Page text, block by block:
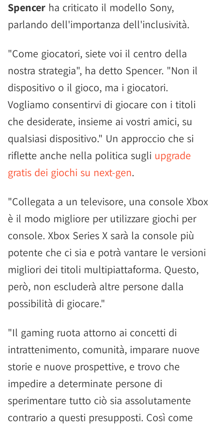
Spencer ha criticato il modello Sony,
parlando dell'importanza dell'inclusività.
"Come giocatori, siete voi il centro della
nostra strategia", ha detto Spencer. "Non il
dispositivo o il gioco, ma i giocatori.
Vogliamo consentirvi di giocare con i titoli
che desiderate, insieme ai vostri amici, su
qualsiasi dispositivo." Un approccio che si
riflette anche nella politica sugli upgrade
gratis dei giochi su next-gen.
"Collegata a un televisore, una console Xbox
è il modo migliore per utilizzare giochi per
console. Xbox Series X sarà la console più
potente che ci sia e potrà vantare le versioni
migliori dei titoli multipiattaforma. Questo,
però, non escluderà altre persone dalla
possibilità di giocare."
"Il gaming ruota attorno ai concetti di
intrattenimento, comunità, imparare nuove
storie e nuove prospettive, e trovo che
impedire a determinate persone di
sperimentare tutto ciò sia assolutamente
contrario a questi presupposti. Così come